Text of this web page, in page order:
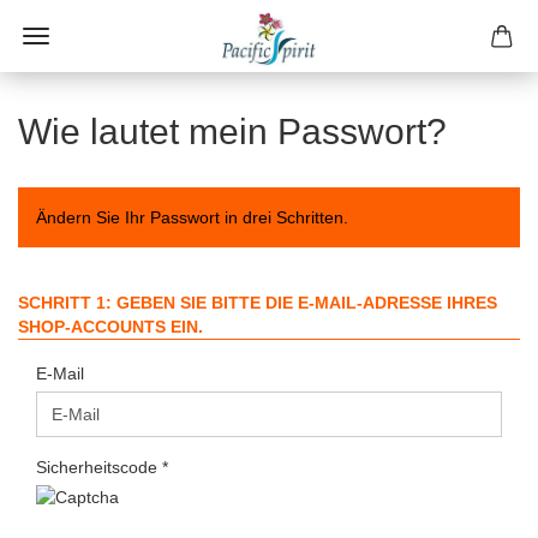
Wie lautet mein Passwort?
Ändern Sie Ihr Passwort in drei Schritten.
SCHRITT 1: GEBEN SIE BITTE DIE E-MAIL-ADRESSE IHRES
SHOP-ACCOUNTS EIN.
E-Mail
Sicherheitscode